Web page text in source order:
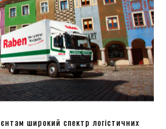
широкий спектр логістичних